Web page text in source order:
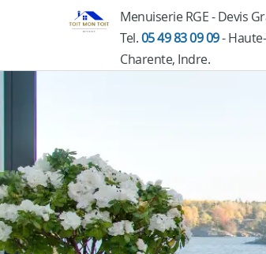
Menuiserie RGE - Devis
Tel.05 49 83 09 09-
Charente, Indre.